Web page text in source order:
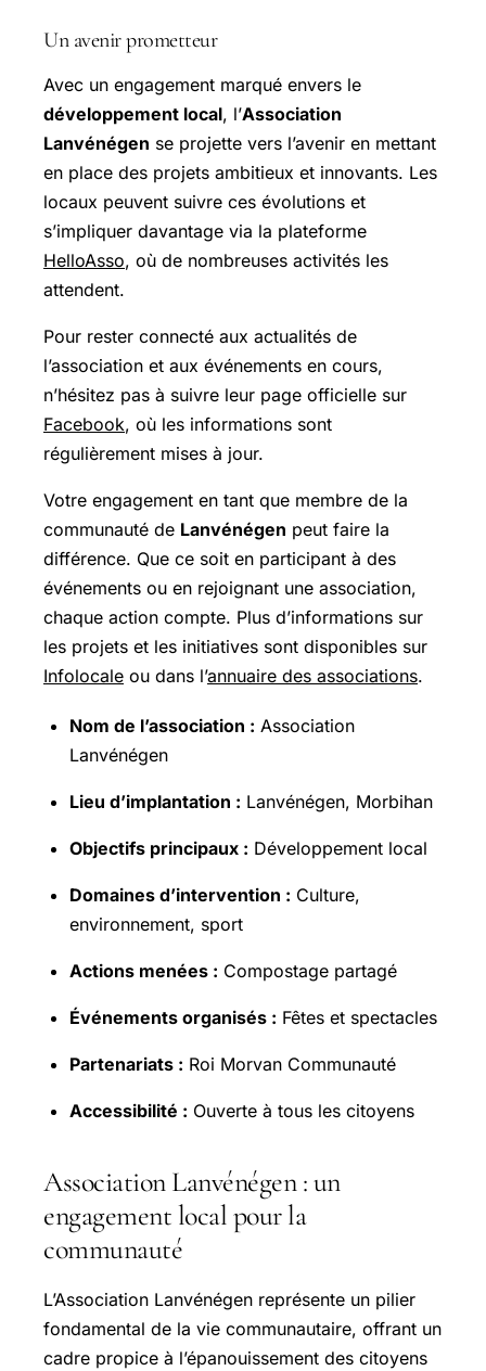
Un avenir prometteur
Avec un engagement marqué envers le
développement local, l’Association
Lanvénégen se projette vers l’avenir en mettant
en place des projets ambitieux et innovants. Les
locaux peuvent suivre ces évolutions et
s’impliquer davantage via la plateforme
HelloAsso, où de nombreuses activités les
attendent.
Pour rester connecté aux actualités de
l’association et aux événements en cours,
n’hésitez pas à suivre leur page officielle sur
Facebook, où les informations sont
régulièrement mises à jour.
Votre engagement en tant que membre de la
communauté de Lanvénégen peut faire la
différence. Que ce soit en participant à des
événements ou en rejoignant une association,
chaque action compte. Plus d’informations sur
les projets et les initiatives sont disponibles sur
Infolocale ou dans l’annuaire des associations.
Nom de l’association : Association
Lanvénégen
Lieu d’implantation : Lanvénégen, Morbihan
Objectifs principaux : Développement local
Domaines d’intervention : Culture,
environnement, sport
Actions menées : Compostage partagé
Événements organisés : Fêtes et spectacles
Partenariats : Roi Morvan Communauté
Accessibilité : Ouverte à tous les citoyens
Association Lanvénégen : un
engagement local pour la
communauté
L’Association Lanvénégen représente un pilier
fondamental de la vie communautaire, offrant un
cadre propice à l’épanouissement des citoyens